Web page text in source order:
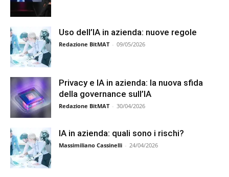
Uso dell’IA in azienda: nuove regole
Redazione BitMAT - 09/05/2026
Privacy e IA in azienda: la nuova sfida
della governance sull’IA
Redazione BitMAT - 30/04/2026
IA in azienda: quali sono i rischi?
Massimiliano Cassinelli - 24/04/2026